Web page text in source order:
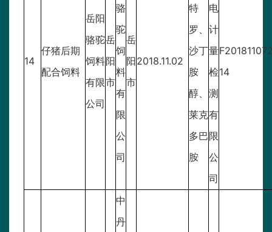
14
仔猪后期
配合饲料
岳阳
骆驼
饲料
有限
公司
岳
阳
市
骆
驼
饲
料
有
限
公
司
岳
阳
市
2018.11.02
特
罗、
沙丁
胺
醇、
莱克
多巴
胺
电
计
量
检
测
有
限
公
司
14
中
丹